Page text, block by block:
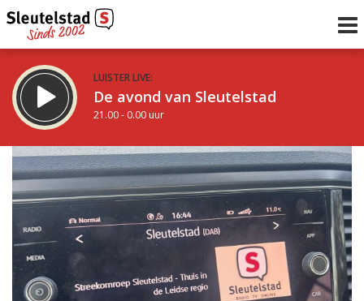
LUISTER LIVE:
De avond van Sleutelstad
21.00 - 0.00 uur
STRAKS:
De nacht van Sleutelstad
0.00 - 6.00 uur
Vorig uur
uur 1 van 0 Volgend uur